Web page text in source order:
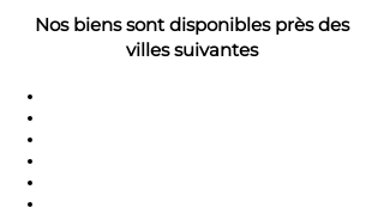
Nos biens sont disponibles près des
villes suivantes